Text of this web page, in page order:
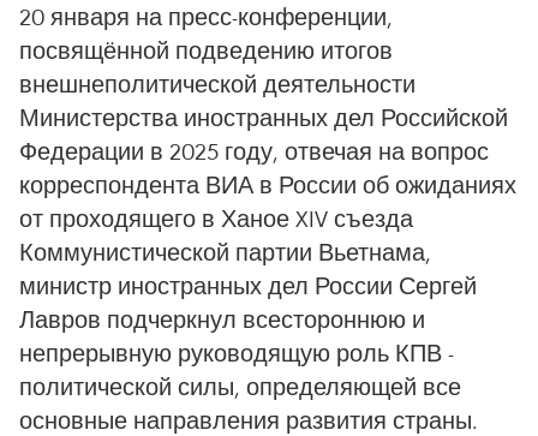
20 января на пресс-конференции,
посвящённой подведению итогов
внешнеполитической деятельности
Министерства иностранных дел Российской
Федерации в 2025 году, отвечая на вопрос
корреспондента ВИА в России об ожиданиях
от проходящего в Ханое XIV съезда
Коммунистической партии Вьетнама,
министр иностранных дел России Сергей
Лавров подчеркнул всестороннюю и
непрерывную руководящую роль КПВ -
политической силы, определяющей все
основные направления развития страны.